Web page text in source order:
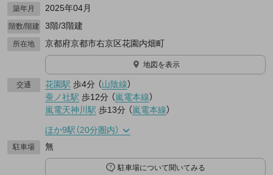
築年月 2025年04月
階数/階建 3階/3階建
所在地 京都府京都市右京区花園内畑町
地図を表示
交通 花園駅 歩4分 （山陰線）
蚕ノ社駅 歩12分 （嵐電本線）
嵐電天神川駅 歩13分 （嵐電本線）
ほか9駅（20分圏内）
駐車場 無
駐車場について聞いてみる